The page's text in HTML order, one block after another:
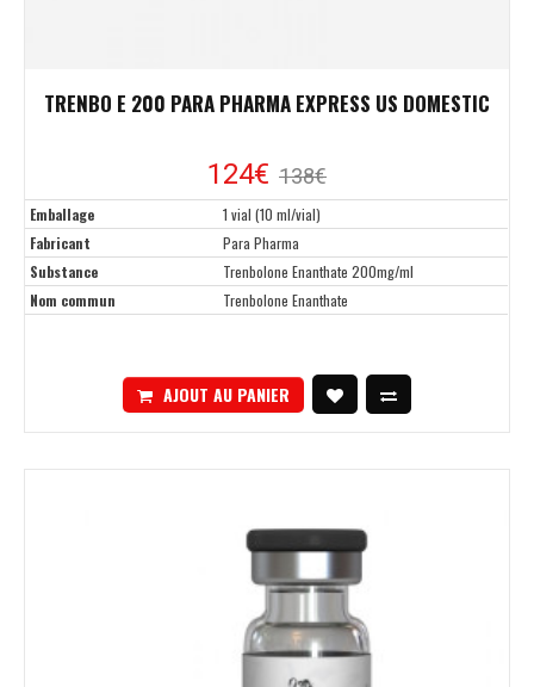
TRENBO E 200 PARA PHARMA EXPRESS US DOMESTIC
124€ 138€
Emballage
1 vial (10 ml/vial)
Fabricant
Para Pharma
Substance
Trenbolone Enanthate 200mg/ml
Nom commun
Trenbolone Enanthate
AJOUT AU PANIER